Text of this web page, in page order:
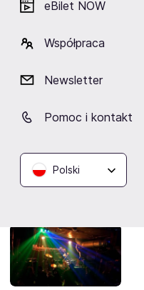
eBilet NOW
Współpraca
Newsletter
Pomoc i kontakt
Polski
Artyści